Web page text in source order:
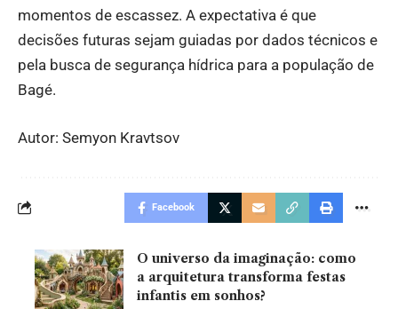
momentos de escassez. A expectativa é que
decisões futuras sejam guiadas por dados técnicos e
pela busca de segurança hídrica para a população de
Bagé.
Autor: Semyon Kravtsov
Facebook
O universo da imaginação: como
a arquitetura transforma festas
infantis em sonhos?